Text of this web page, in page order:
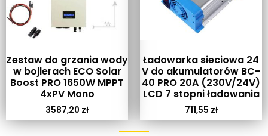
Zestaw do grzania wody
w bojlerach ECO Solar
Boost PRO 1650W MPPT
4xPV Mono
3587,20 zł
Ładowarka sieciowa 24
V do akumulatorów BC-
40 PRO 20A (230V/24V)
LCD 7 stopni ładowania
711,55 zł